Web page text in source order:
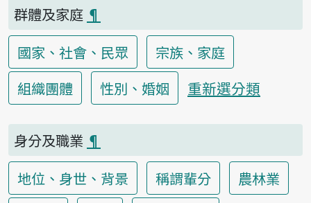
群體及家庭 ¶
國家、社會、民眾
宗族、家庭
組織團體
性別、婚姻 重新選分類
身分及職業 ¶
地位、身世、背景
稱謂輩分
農林業